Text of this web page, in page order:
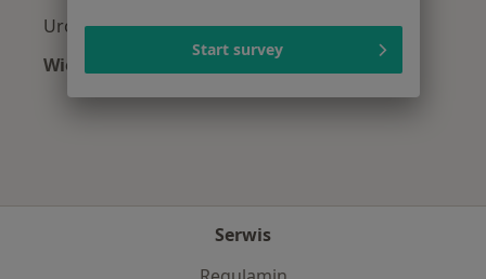
Urolodzy z Świat Zdrowia w Krakowie
Więcej (10)
Serwis
Start survey